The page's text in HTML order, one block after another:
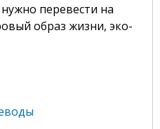
перевести на
образ жизни, эко-